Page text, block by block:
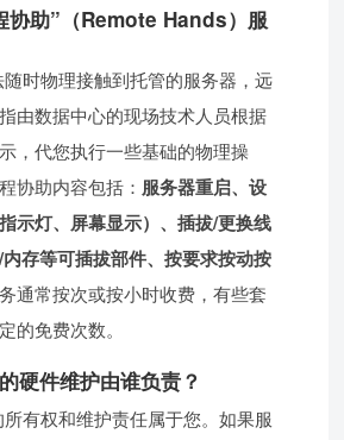
协助”（Remote Hands）服
时物理接触到托管的服务器，远
由数据中心的现场技术人员根据
，代您执行一些基础的物理操
协助内容包括： 服务器重启、设
示灯、屏幕显示）、插拔/更换线
存等可插拔部件、按要求按动按
通常按次或按小时收费，有些套
的免费次数。
硬件维护由谁负责？
有权和维护责任属于您。如果服